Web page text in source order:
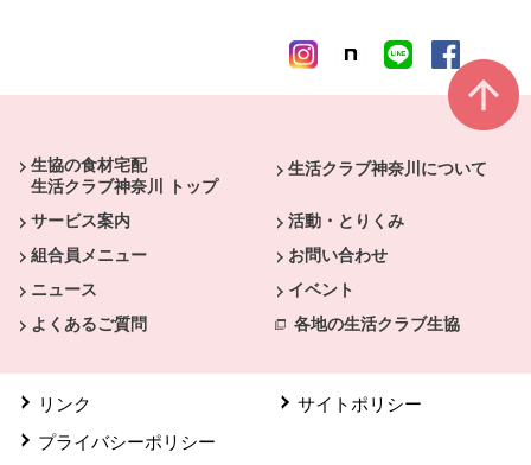
生協の食材宅配
生活クラブ神奈川 トップ
生活クラブ神奈川について
サービス案内
活動・とりくみ
組合員メニュー
お問い合わせ
ニュース
イベント
よくあるご質問
各地の生活クラブ生協
リンク
サイトポリシー
プライバシーポリシー